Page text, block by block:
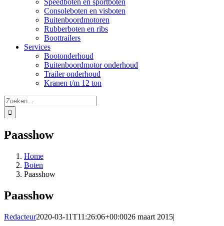
Speedboten en sportboten
Consoleboten en visboten
Buitenboordmotoren
Rubberboten en ribs
Boottrailers
Services
Bootonderhoud
Buitenboordmotor onderhoud
Trailer onderhoud
Kranen t/m 12 ton
Zoeken
naar:
Paasshow
Home
Boten
Paasshow
Paasshow
Redacteur2020-03-11T11:26:06+00:0026 maart 2015|